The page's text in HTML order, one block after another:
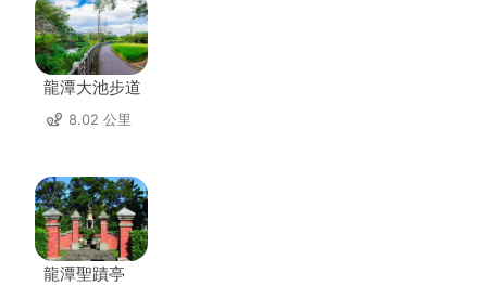
龍潭大池步道
8.02 公里
龍潭聖蹟亭